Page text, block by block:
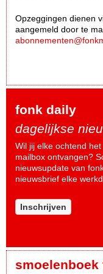
Opzeggingen dienen
aangemeld door te
fonk daily
dagelijkse
Wil jij elke ochtend
mailbox ontvangen?
nieuwsupdate van
nieuwsbrief elke
Inschrijven
smoelenboek